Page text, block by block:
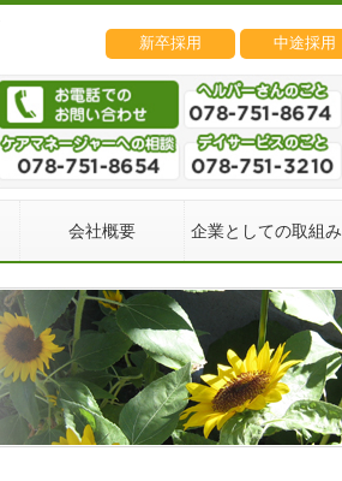
新卒採用 中途採用
会社概要 企業としての取組み